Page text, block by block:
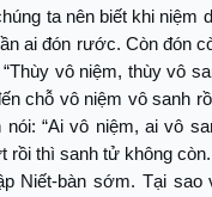
ta nên biết khi niệm
ai đón rước. Còn đón
vô niệm, thùy vô
chỗ vô niệm vô sanh
nói: “Ai vô niệm, ai vô
rồi thì sanh tử không
Niết-bàn sớm. Tại